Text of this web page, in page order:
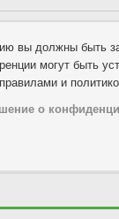
вы должны быть
могут быть
и
о